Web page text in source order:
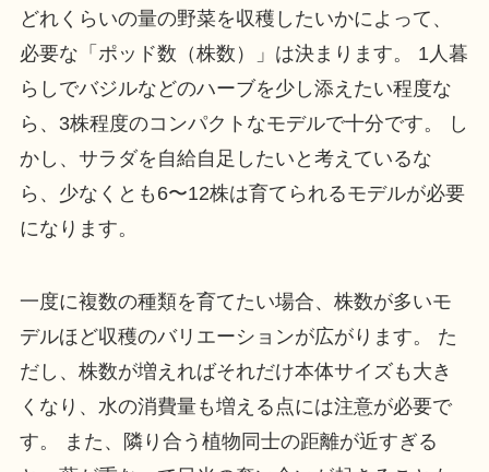
どれくらいの量の野菜を収穫したいかによって、
必要な「ポッド数（株数）」は決まります。 1人暮
らしでバジルなどのハーブを少し添えたい程度な
ら、3株程度のコンパクトなモデルで十分です。 し
かし、サラダを自給自足したいと考えているな
ら、少なくとも6〜12株は育てられるモデルが必要
になります。
一度に複数の種類を育てたい場合、株数が多いモ
デルほど収穫のバリエーションが広がります。 た
だし、株数が増えればそれだけ本体サイズも大き
くなり、水の消費量も増える点には注意が必要で
す。 また、隣り合う植物同士の距離が近すぎる